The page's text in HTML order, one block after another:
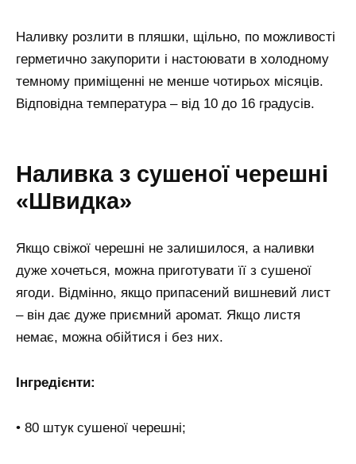
Наливку розлити в пляшки, щільно, по можливості
герметично закупорити і настоювати в холодному
темному приміщенні не менше чотирьох місяців.
Відповідна температура – від 10 до 16 градусів.
Наливка з сушеної черешні
«Швидка»
Якщо свіжої черешні не залишилося, а наливки
дуже хочеться, можна приготувати її з сушеної
ягоди. Відмінно, якщо припасений вишневий лист
– він дає дуже приємний аромат. Якщо листя
немає, можна обійтися і без них.
Інгредієнти:
• 80 штук сушеної черешні;